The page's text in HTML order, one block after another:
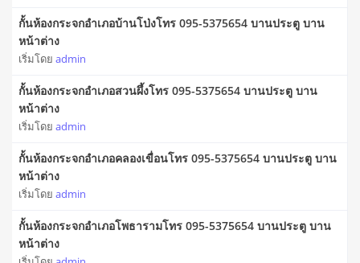
กั้นห้องกระจกอำเภอบ้านโป่งโทร 095-5375654 บานประตู บาน
หน้าต่าง
เริ่มโดย admin
กั้นห้องกระจกอำเภอสวนผึ้งโทร 095-5375654 บานประตู บาน
หน้าต่าง
เริ่มโดย admin
กั้นห้องกระจกอำเภอคลองเขื่อนโทร 095-5375654 บานประตู บาน
หน้าต่าง
เริ่มโดย admin
กั้นห้องกระจกอำเภอโพธารามโทร 095-5375654 บานประตู บาน
หน้าต่าง